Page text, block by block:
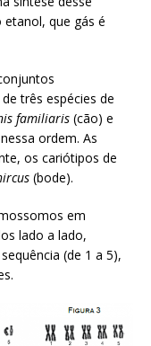
etanol, que gás é
três espécies de
familiaris (cão) e
ordem. As
os cariótipos de
(bode).
em
lado a lado,
(de 1 a 5),